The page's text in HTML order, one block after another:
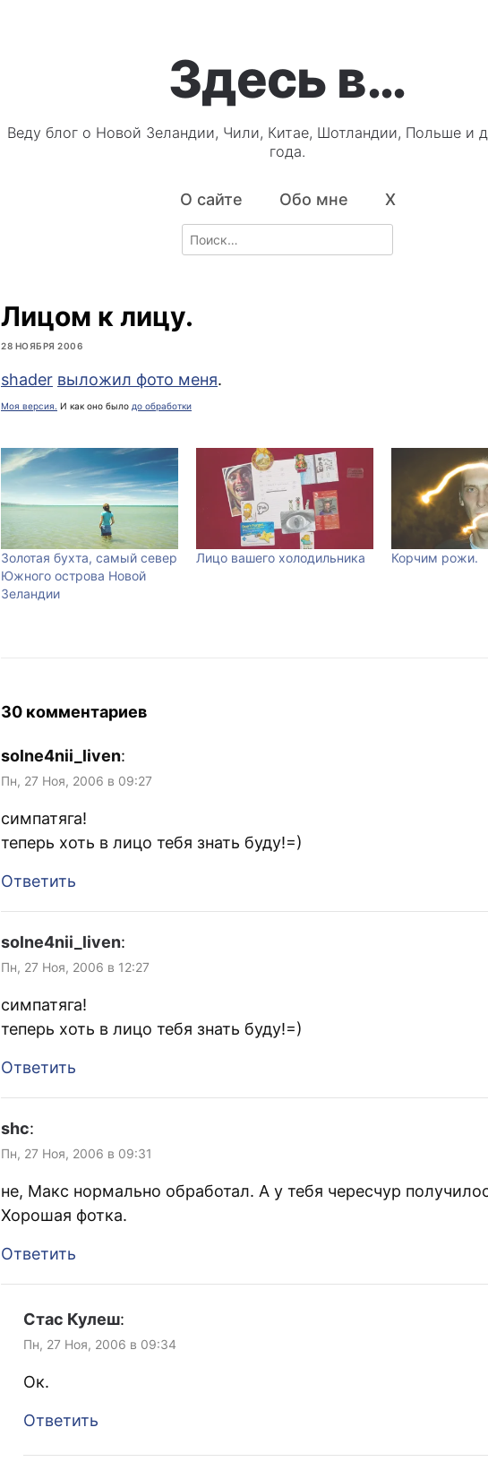
Здесь в…
Веду блог о Новой Зеландии, Чили, Китае, Шотландии, Польше и
года.
О сайте Обо мне X
Search
for:
Лицом к лицу.
28 НОЯБРЯ 2006
shader выложил фото меня.
Моя версия. И как оно было до обработки
Золотая бухта, самый север
Южного острова Новой
Зеландии
Лицо вашего холодильника Корчим рожи.
30 комментариев
solne4nii_liven:
Пн, 27 Ноя, 2006 в 09:27
симпатяга!
теперь хоть в лицо тебя знать буду!=)
Ответить
solne4nii_liven:
Пн, 27 Ноя, 2006 в 12:27
симпатяга!
теперь хоть в лицо тебя знать буду!=)
Ответить
shc:
Пн, 27 Ноя, 2006 в 09:31
не, Макс нормально обработал. А у тебя чересчур
Хорошая фотка.
Ответить
Стас Кулеш:
Пн, 27 Ноя, 2006 в 09:34
Ок.
Ответить